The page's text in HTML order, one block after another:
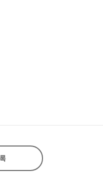
어려움과 그 원인, 그리고 어
대학 글쓰기 교육’에서는 대학
제1을 해결하기 위해 대학생
트의 실태를 알기 위해 설문
에 대해 질적 방법으로 탐구하였다.
며 분량을 지정하는 경우 2∼5
리포트 모두 조사/분석 리포트
인)의 탐구 결과 대